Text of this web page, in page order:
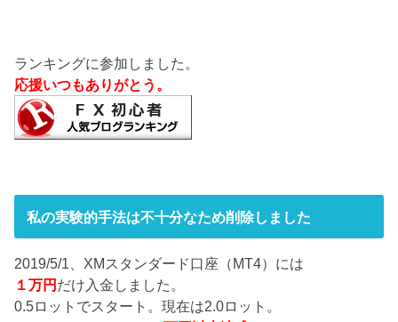
ランキングに参加しました。
応援いつもありがとう。
私の実験的手法は不十分なため削除しました
2019/5/1、XMスタンダード口座（MT4）には
１万円 だけ入金しました。
0.5ロットでスタート。現在は2.0ロット。